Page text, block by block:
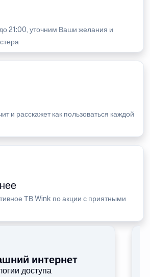
21:00, уточним Ваши желания и
и расскажет как пользоваться каждой
ТВ Wink по акции с приятными
интернет
доступа